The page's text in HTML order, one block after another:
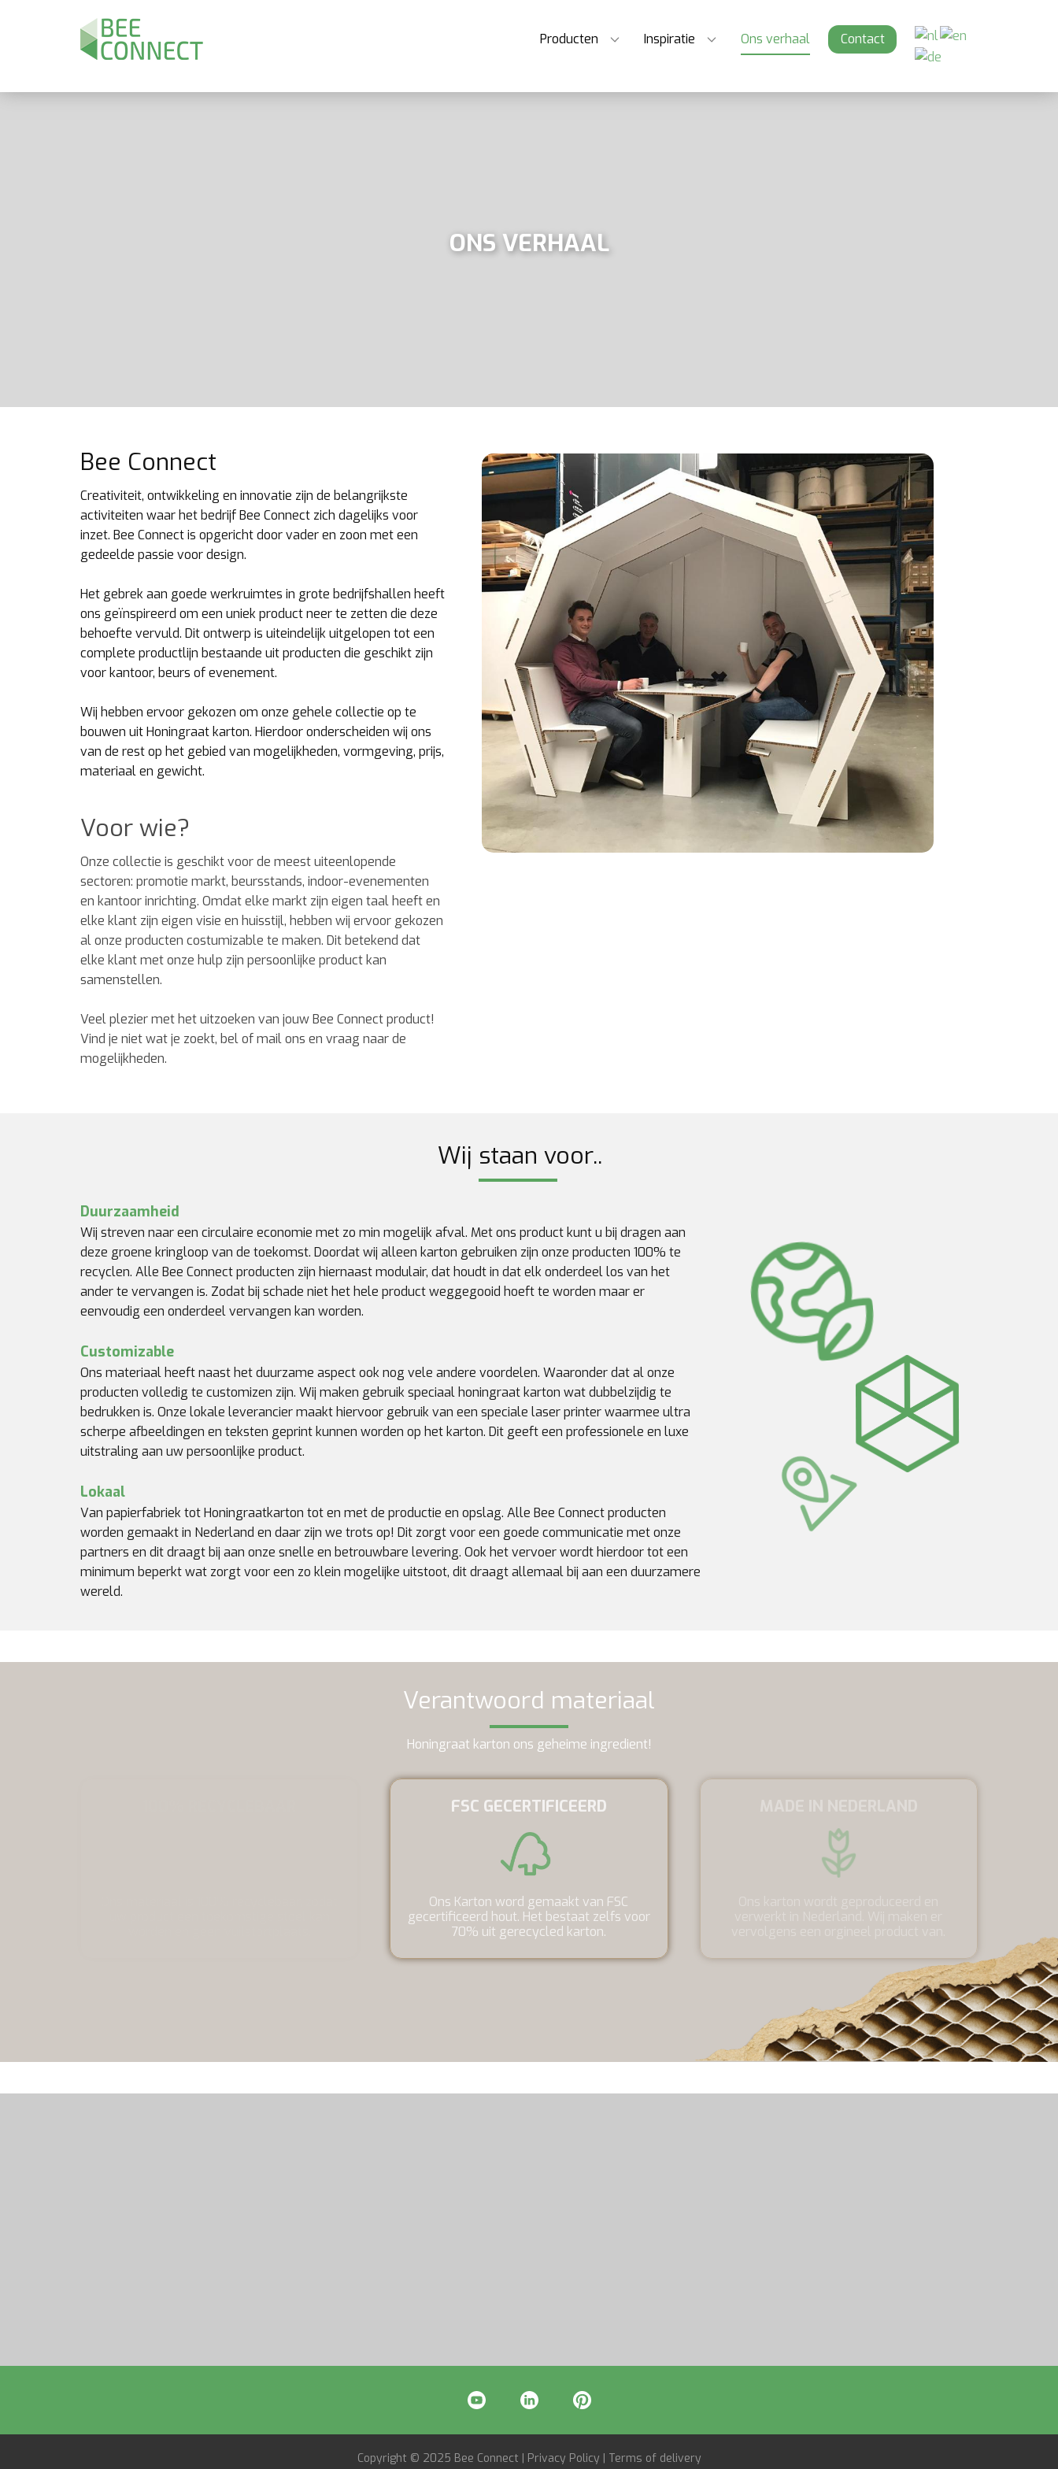
Producten Inspiratie Ons verhaal Contact
ONS VERHAAL
Bee Connect
Stralend in ons eerste prototype!
Creativiteit, ontwikkeling en innovatie zijn de belangrijkste
activiteiten waar het bedrijf Bee Connect zich dagelijks voor
inzet. Bee Connect is opgericht door vader en zoon met een
gedeelde passie voor design.
Het gebrek aan goede werkruimtes in grote bedrijfshallen heeft
ons geïnspireerd om een uniek product neer te zetten die deze
behoefte vervuld. Dit ontwerp is uiteindelijk uitgelopen tot een
complete productlijn bestaande uit producten die geschikt zijn
voor kantoor, beurs of evenement.
Wij hebben ervoor gekozen om onze gehele collectie op te
bouwen uit Honingraat karton. Hierdoor onderscheiden wij ons
van de rest op het gebied van mogelijkheden, vormgeving, prijs,
materiaal en gewicht.
Voor wie?
Onze collectie is geschikt voor de meest uiteenlopende
sectoren: promotie markt, beursstands, indoor-evenementen
en kantoor inrichting. Omdat elke markt zijn eigen taal heeft en
elke klant zijn eigen visie en huisstijl, hebben wij ervoor gekozen
al onze producten costumizable te maken. Dit betekend dat
elke klant met onze hulp zijn persoonlijke product kan
samenstellen.
Veel plezier met het uitzoeken van jouw Bee Connect product!
Vind je niet wat je zoekt, bel of mail ons en vraag naar de
mogelijkheden.
Wij staan voor..
Duurzaamheid
Wij streven naar een circulaire economie met zo min mogelijk afval. Met ons product kunt u bij dragen aan
deze groene kringloop van de toekomst. Doordat wij alleen karton gebruiken zijn onze producten 100% te
recyclen. Alle Bee Connect producten zijn hiernaast modulair, dat houdt in dat elk onderdeel los van het
ander te vervangen is. Zodat bij schade niet het hele product weggegooid hoeft te worden maar er
eenvoudig een onderdeel vervangen kan worden.
Customizable
Ons materiaal heeft naast het duurzame aspect ook nog vele andere voordelen. Waaronder dat al onze
producten volledig te customizen zijn. Wij maken gebruik speciaal honingraat karton wat dubbelzijdig te
bedrukken is. Onze lokale leverancier maakt hiervoor gebruik van een speciale laser printer waarmee ultra
scherpe afbeeldingen en teksten geprint kunnen worden op het karton. Dit geeft een professionele en luxe
uitstraling aan uw persoonlijke product.
Lokaal
Van papierfabriek tot Honingraatkarton tot en met de productie en opslag. Alle Bee Connect producten
worden gemaakt in Nederland en daar zijn we trots op! Dit zorgt voor een goede communicatie met onze
partners en dit draagt bij aan onze snelle en betrouwbare levering. Ook het vervoer wordt hierdoor tot een
minimum beperkt wat zorgt voor een zo klein mogelijke uitstoot, dit draagt allemaal bij aan een duurzamere
wereld.
Verantwoord materiaal
Honingraat karton ons geheime ingredient!
FSC GECERTIFICEERD
Ons Karton word gemaakt van FSC
gecertificeerd hout. Het bestaat zelfs voor
70% uit gerecycled karton.
Copyright © 2025 Bee Connect | Privacy Policy | Terms of delivery